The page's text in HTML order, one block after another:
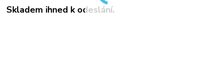
Skladem ihned k odeslání.